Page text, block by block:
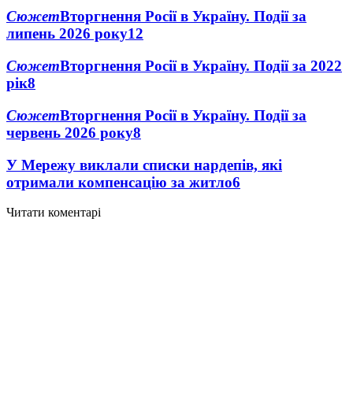
СюжетВторгнення Росії в Україну. Події за
липень 2026 року12
СюжетВторгнення Росії в Україну. Події за 2022
рік8
СюжетВторгнення Росії в Україну. Події за
червень 2026 року8
У Мережу виклали списки нардепів, які
отримали компенсацію за житло6
Читати коментарі